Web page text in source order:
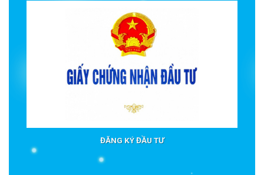
ĐĂNG KÝ ĐẦU TƯ